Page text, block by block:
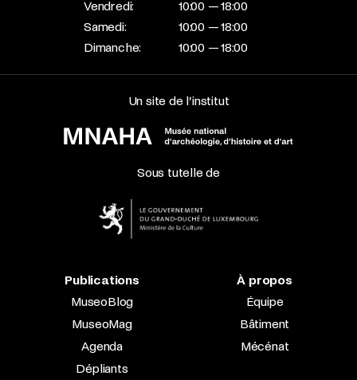
Vendredi:
10:00 — 18:00
Samedi:
10:00 — 18:00
Dimanche:
10:00 — 18:00
Un site de l’institut
Sous tutelle de
Publications
MuseoBlog
MuseoMag
Agenda
Dépliants
À propos
Équipe
Bâtiment
Mécénat